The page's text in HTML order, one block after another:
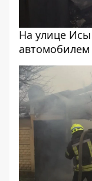
На улице Исы
автомобилем